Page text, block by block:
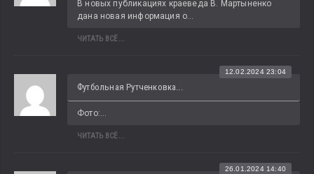
В новых публикациях краеведа В. Мартыненко
дана новая информация о...
ЧИТАТЬ ВСЁ...
Футбольная Рутченковка...
12.02.2024 23:04
Фото:...
ЧИТАТЬ ВСЁ...
26.01.2024 14:40